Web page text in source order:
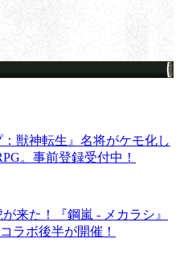
獣神転生』名将がケモ化し
。事前登録受付中！
来た！『鋼嵐 - メカラシ』
ラボ後半が開催！